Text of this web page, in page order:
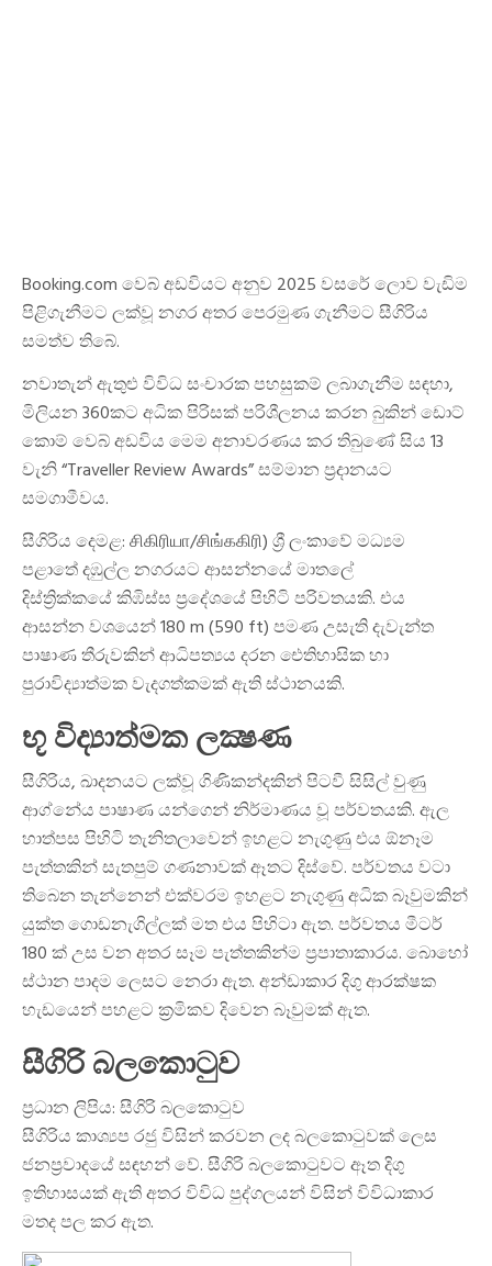
Booking.com වෙබ් අඩවියට අනුව 2025 වසරේ ලොව වැඩිම
පිළිගැනීමට ලක්වූ නගර අතර පෙරමුණ ගැනීමට සීගිරිය
සමත්ව තිබේ.
නවාතැන් ඇතුළු විවිධ සංචාරක පහසුකම් ලබාගැනීම සඳහා,
මිලියන 360කට අධික පිරිසක් පරිශීලනය කරන බුකින් ඩොට්
කොම් වෙබ් අඩවිය මෙම අනාවරණය කර තිබුණේ සිය 13
වැනි “Traveller Review Awards” සම්මාන ප්‍රදානයට
සමගාමීවය.
සීගිරියදෙමළ: சிகிரியா/சிங்ககிரி) ශ්‍රී ලංකාවේ මධ්‍යම
පළාතේ දඹුල්ල නගරයට ආසන්නයේ මාතලේ
දිස්ත්‍රික්කයේ කිඹිස්ස ප්‍රදේශයේ පිහිටි පරිවතයකි. එය
ආසන්න වශයෙන් 180 m (590 ft) පමණ උසැති දැවැන්ත
පාෂාණ තීරුවකින් ආධිපත්‍යය දරන ඓතිහාසික හා
පුරාවිද්‍යාත්මක වැදගත්කමක් ඇති ස්ථානයකි.
භූ විද්‍යාත්මක ලක්‍ෂණ
සීගිරිය, ඛාදනයට ලක්වූ ගිණිකන්දකින් පිටවී සිසිල් වුණු
ආග්නේය පාෂාණ යන්ගෙන් නිර්මාණය වූ පර්වතයකි. ඇල
හාත්පස පිහිටි තැනිතලාවෙන් ඉහළට නැගුණු එය ඕනෑම
පැත්තකින් සැතපුම් ගණනාවක් ඈතට දිස්වේ. පර්වතය වටා
තිබෙන තැන්නෙන් එක්වරම ඉහළට නැගුණු අධික බෑවුමකින්
යුක්ත ගොඩනැගිල්ලක් මත එය පිහිටා ඇත. පර්වතය මීටර්
180 ක් උස වන අතර සෑම පැත්තකින්ම ප්‍රපාතාකාරය. බොහෝ
ස්ථාන පාදම ලෙසට නෙරා ඇත. අන්ඩාකාර දිගු ආරක්ෂක
හැඩයෙන් පහළට ක්‍රමිකව දිවෙන බෑවුමක් ඇත.
සීගිරි බලකොටුව
ප්‍රධාන ලිපිය: සීගිරි බලකොටුව
සීගිරිය කාශ්‍යප රජු විසින් කරවන ලද බලකොටුවක් ලෙස
ජනප්‍රවාදයේ සඳහන් වේ. සීගිරි බලකොටුවට ඈත දිගු
ඉතිහාසයක් ඇති අතර විවිධ පුද්ගලයන් විසින් විවිධාකාර
මතද පල කර ඇත.